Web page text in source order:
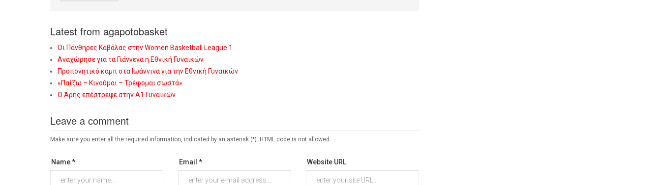
Latest from agapotobasket
Οι Πάνθηρες Καβάλας στην Women Basketball League 1
Αναχώρησε για τα Γιάννενα η Εθνική Γυναικών
Προπονητικό καμπ στα Ιωάννινα για την Εθνική Γυναικών
«Παίζω – Κινούμαι – Τρέφομαι σωστά»
Ο Άρης επέστρεψε στην Α1 Γυναικών
Leave a comment
Make sure you enter all the required information, indicated by an asterisk (*). HTML code is not allowed.
Name * Email * Website URL